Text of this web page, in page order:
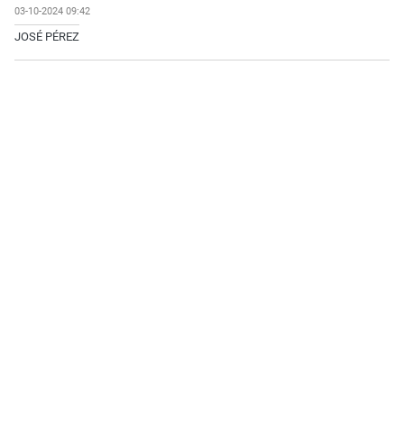
03-10-2024 09:42
JOSÉ PÉREZ